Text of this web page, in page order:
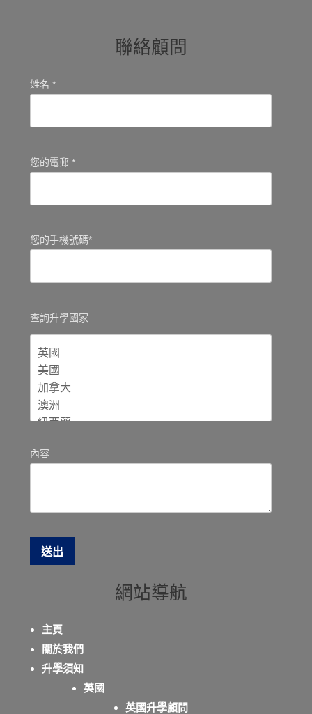
聯絡顧問
姓名 *
您的電郵 *
您的手機號碼*
查詢升學國家
內容
網站導航
主頁
關於我們
升學須知
英國
英國升學顧問